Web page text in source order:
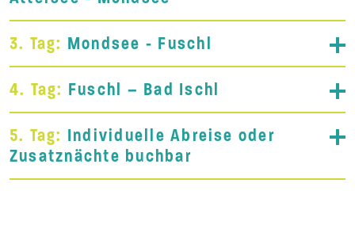
3. Tag: Mondsee - Fuschl
4. Tag: Fuschl – Bad Ischl
5. Tag: Individuelle Abreise oder
Zusatznächte buchbar